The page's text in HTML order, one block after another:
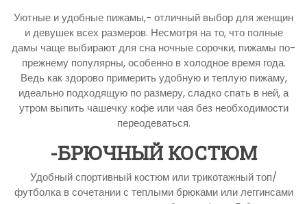
Уютные и удобные пижамы,- отличный выбор для женщин
и девушек всех размеров. Несмотря на то, что полные
дамы чаще выбирают для сна ночные сорочки, пижамы по-
прежнему популярны, особенно в холодное время года.
Ведь как здорово примерить удобную и теплую пижаму,
идеально подходящую по размеру, сладко спать в ней, а
утром выпить чашечку кофе или чая без необходимости
переодеваться.
-БРЮЧНЫЙ КОСТЮМ
Удобный спортивный костюм или трикотажный топ/
футболка в сочетании с теплыми брюками или леггинсами